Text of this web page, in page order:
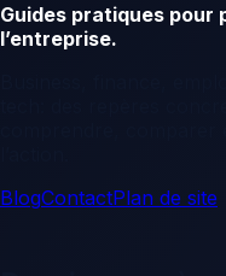
Guides pratiques pour
l’entreprise.
BlogContactPlan de site